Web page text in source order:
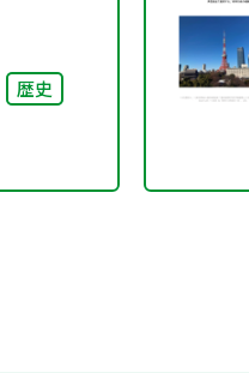
歴史